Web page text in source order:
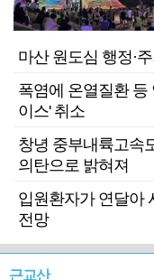
마산 원도심 행정·
폭염에 온열질환 등
이스' 취소
창녕 중부내륙고속
의탄으로 밝혀져
입원환자가 연달아
전망
근교산